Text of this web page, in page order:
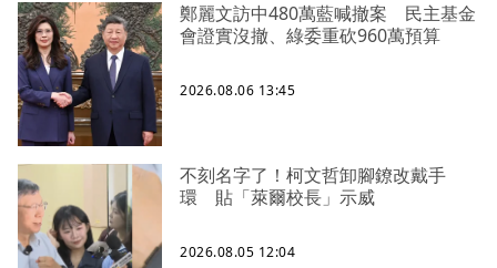
鄭麗文訪中480萬藍喊撤案 民主基金
會證實沒撤、綠委重砍960萬預算
2026.08.06 13:45
不刻名字了！柯文哲卸腳鐐改戴手
環 貼「萊爾校長」示威
2026.08.05 12:04